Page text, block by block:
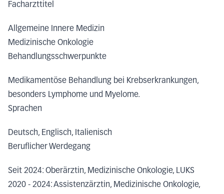
Facharzttitel
Allgemeine Innere Medizin
Medizinische Onkologie
Behandlungsschwerpunkte
Medikamentöse Behandlung bei Krebserkrankungen,
besonders Lymphome und Myelome.
Sprachen
Deutsch, Englisch, Italienisch
Beruflicher Werdegang
Seit 2024: Oberärztin, Medizinische Onkologie, LUKS
2020 - 2024: Assistenzärztin, Medizinische Onkologie,